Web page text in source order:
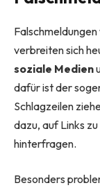
Falschmeldungen
verbreiten sich
soziale Medien
dafür ist der
Schlagzeilen
dazu, auf Links
hinterfragen.
Besonders